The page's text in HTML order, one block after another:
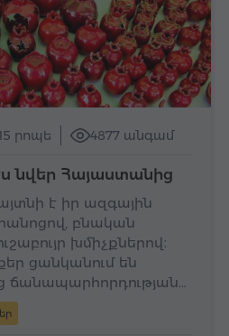
րոպե 4877 անգամ
նվեր Հայաստանից
է իր ազգային
բնական
խմիչքներով։
ցանկանում են
ճանապարհորդության…